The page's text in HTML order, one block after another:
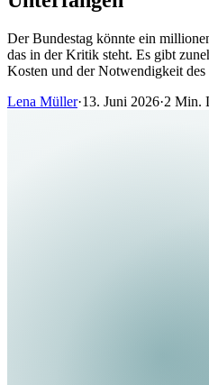
Der Bundestag könnte ein
das in der Kritik steht. Es gibt
Kosten und der Notwendigkeit des
Lena Müller·13. Juni 2026·2 Min.